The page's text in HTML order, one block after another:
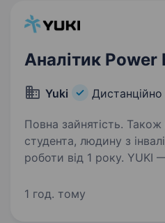
Аналітик Power
Yuki Дистанційно
Повна зайнятість. Також
студента, людину з
роботи від 1 року. YUKI — мережа магазинів
в Україні та Туреччині.
1 год. тому